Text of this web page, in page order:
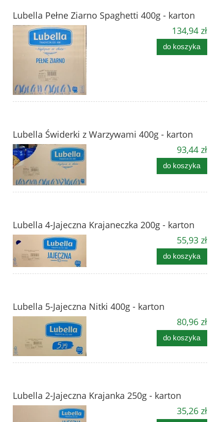
Lubella Pełne Ziarno Spaghetti 400g - karton
134,94 zł
do koszyka
Lubella Świderki z Warzywami 400g - karton
93,44 zł
do koszyka
Lubella 4-Jajeczna Krajaneczka 200g - karton
55,93 zł
do koszyka
Lubella 5-Jajeczna Nitki 400g - karton
80,96 zł
do koszyka
Lubella 2-Jajeczna Krajanka 250g - karton
35,26 zł